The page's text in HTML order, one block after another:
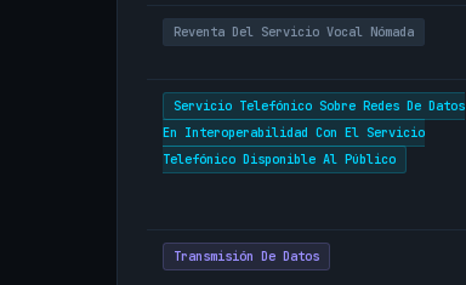
Reventa Del Servicio Vocal Nómada
Servicio Telefónico Sobre Redes De Datos
En Interoperabilidad Con El Servicio
Telefónico Disponible Al Público
Transmisión De Datos